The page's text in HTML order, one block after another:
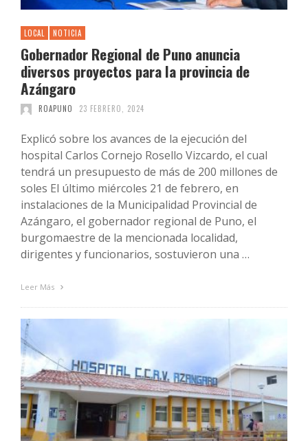
LOCAL NOTICIA
Gobernador Regional de Puno anuncia
diversos proyectos para la provincia de
Azángaro
ROAPUNO 23 FEBRERO, 2024
Explicó sobre los avances de la ejecución del
hospital Carlos Cornejo Rosello Vizcardo, el cual
tendrá un presupuesto de más de 200 millones de
soles El último miércoles 21 de febrero, en
instalaciones de la Municipalidad Provincial de
Azángaro, el gobernador regional de Puno, el
burgomaestre de la mencionada localidad,
dirigentes y funcionarios, sostuvieron una …
Leer Más